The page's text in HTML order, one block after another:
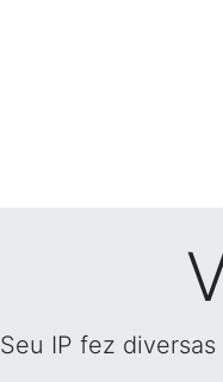
Seu IP fez